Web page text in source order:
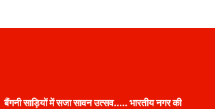
बैंगनी साड़ियों में सजा सावन उत्सव….. भारतीय नगर की